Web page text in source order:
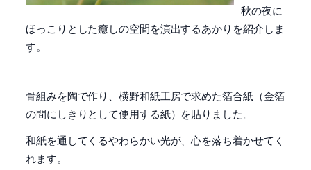
秋の夜に
ほっこりとした癒しの空間を演出するあかりを紹介しま
す。
骨組みを陶で作り、横野和紙工房で求めた箔合紙（金箔
の間にしきりとして使用する紙）を貼りました。
和紙を通してくるやわらかい光が、心を落ち着かせてく
れます。